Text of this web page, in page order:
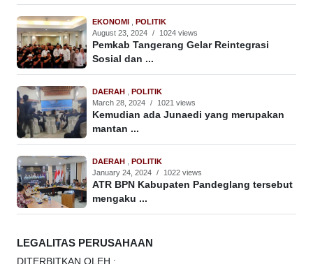
EKONOMI , POLITIK
August 23, 2024 / 1024 views
Pemkab Tangerang Gelar Reintegrasi
Sosial dan ...
DAERAH , POLITIK
March 28, 2024 / 1021 views
Kemudian ada Junaedi yang merupakan
mantan ...
DAERAH , POLITIK
January 24, 2024 / 1022 views
ATR BPN Kabupaten Pandeglang tersebut
mengaku ...
LEGALITAS PERUSAHAAN
DITERBITKAN OLEH :